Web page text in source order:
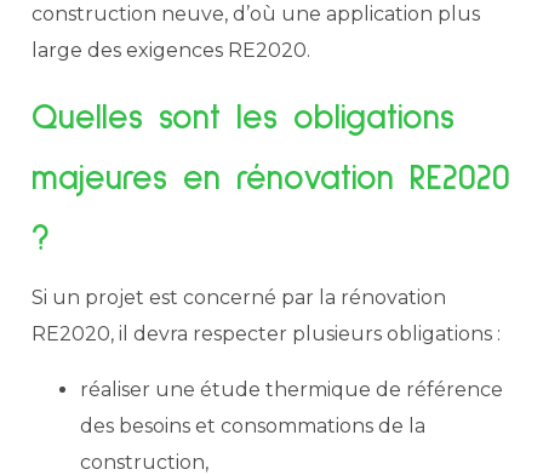
construction neuve, d’où une application plus
large des exigences RE2020.
Quelles sont les obligations
majeures en rénovation RE2020
?
Si un projet est concerné par la rénovation
RE2020, il devra respecter plusieurs obligations :
réaliser une étude thermique de référence
des besoins et consommations de la
construction,